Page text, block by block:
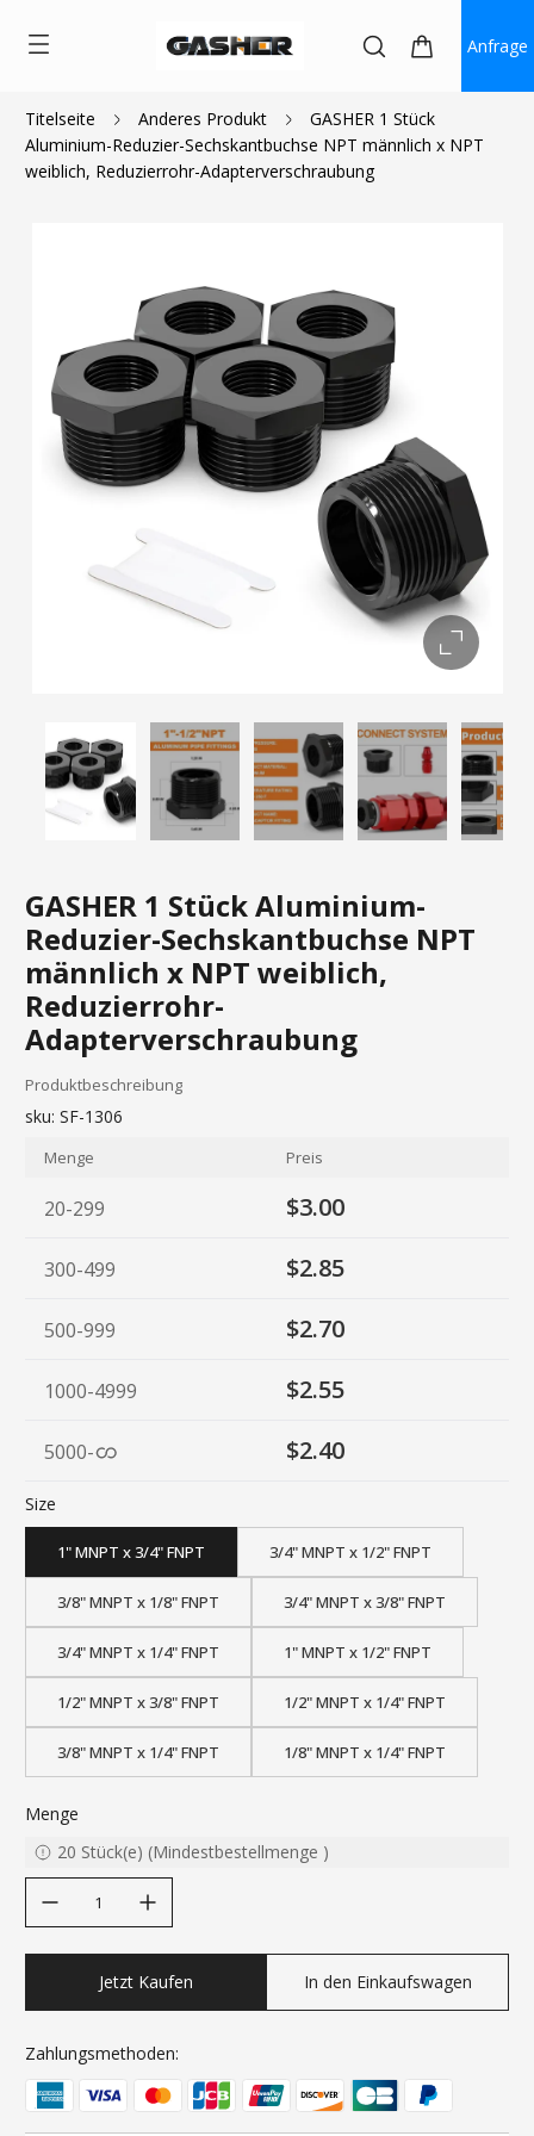
Anfrage
Titelseite Anderes Produkt
GASHER 1 Stück
Aluminium-Reduzier-Sechskantbuchse NPT männlich x NPT
weiblich, Reduzierrohr-Adapterverschraubung
GASHER 1 Stück Aluminium-
Reduzier-Sechskantbuchse NPT
männlich x NPT weiblich,
Reduzierrohr-
Adapterverschraubung
$5.75 $3.00
Produktbeschreibung
sku: SF-1306
Menge Preis
20-299 $3.00
300-499 $2.85
500-999 $2.70
1000-4999 $2.55
5000- $2.40
Size
1" MNPT x 3/4" FNPT 3/4" MNPT x 1/2" FNPT
3/8" MNPT x 1/8" FNPT 3/4" MNPT x 3/8" FNPT
3/4" MNPT x 1/4" FNPT 1" MNPT x 1/2" FNPT
1/2" MNPT x 3/8" FNPT 1/2" MNPT x 1/4" FNPT
3/8" MNPT x 1/4" FNPT 1/8" MNPT x 1/4" FNPT
Menge
20 Stück(e) (Mindestbestellmenge )
Jetzt Kaufen In den Einkaufswagen
Zahlungsmethoden: